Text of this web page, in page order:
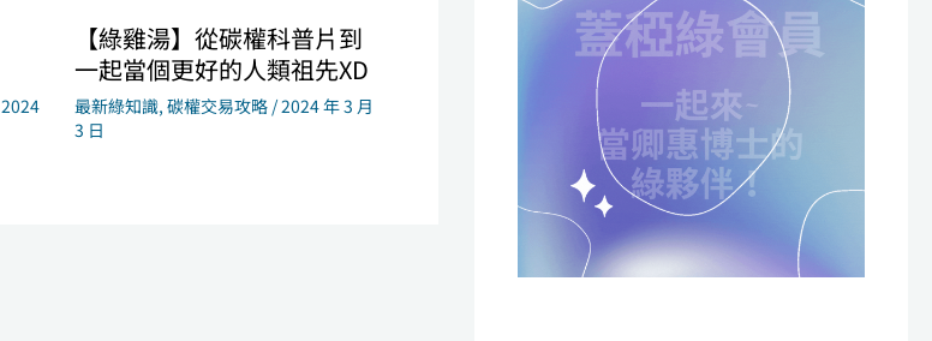
2024
【綠雞湯】從碳權科普片到
一起當個更好的人類祖先XD
最新綠知識,碳權交易攻略 /2024 年 3 月
3 日